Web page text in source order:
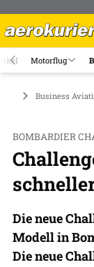
Motorflug
Business
BOMBARDIER
Die neue
Modell in
Die neue